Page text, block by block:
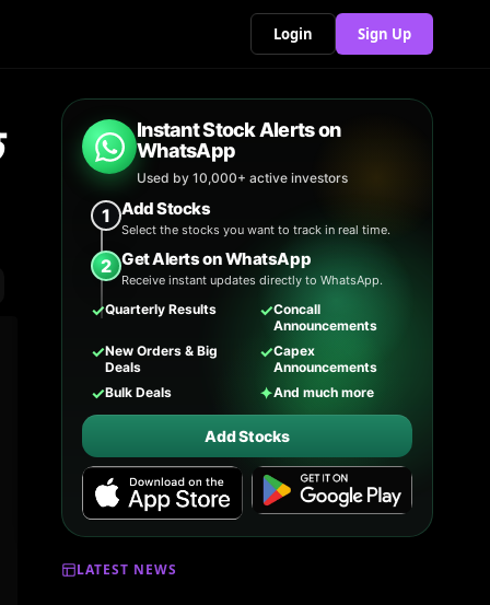
Login Sign Up
Instant Stock Alerts on
WhatsApp
Used by 10,000+ active investors
1 Add Stocks
Select the stocks you want to track in real time.
2 Get Alerts on WhatsApp
Receive instant updates directly to WhatsApp.
✓Quarterly Results ✓Concall
Announcements
✓New Orders & Big
Deals
✓Capex
Announcements
✓Bulk Deals ✦And much more
Add Stocks
LATEST NEWS